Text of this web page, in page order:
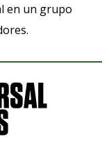
en un grupo